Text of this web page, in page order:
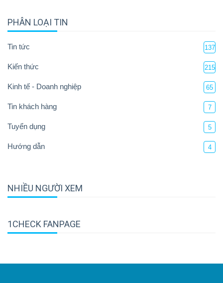
PHÂN LOẠI TIN
Tin tức 137
Kiến thức 215
Kinh tế - Doanh nghiệp 65
Tin khách hàng 7
Tuyển dụng 5
Hướng dẫn 4
NHIỀU NGƯỜI XEM
1CHECK FANPAGE